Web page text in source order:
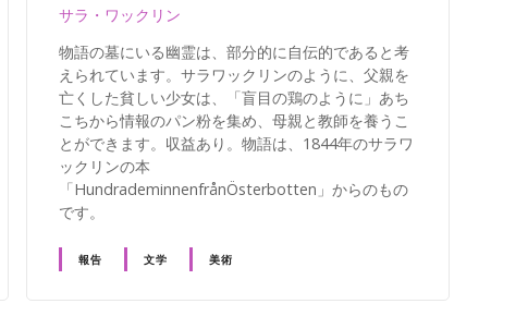
サラ・ワックリン
物語の墓にいる幽霊は、部分的に自伝的であると考
えられています。サラワックリンのように、父親を
亡くした貧しい少女は、「盲目の鶏のように」あち
こちから情報のパン粉を集め、母親と教師を養うこ
とができます。収益あり。物語は、1844年のサラワ
ックリンの本
「HundrademinnenfrånÖsterbotten」からのもの
です。
報告 文学 美術